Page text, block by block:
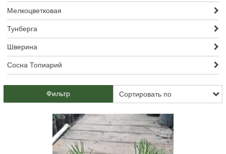
Мелкоцветковая
Тунберга
Шверина
Сосна Топиарий
Фильтр